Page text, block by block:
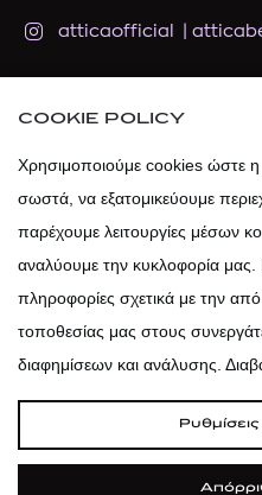
atticaofficial
atticadps
COOKIE POLICY
Χρησιμοποιούμε cookies ώστε η
σωστά, να εξατομικεύουμε
παρέχουμε λειτουργίες μέσων
αναλύουμε την κυκλοφορία μας.
πληροφορίες σχετικά με την
τοποθεσίας μας στους
διαφημίσεων και ανάλυσης.